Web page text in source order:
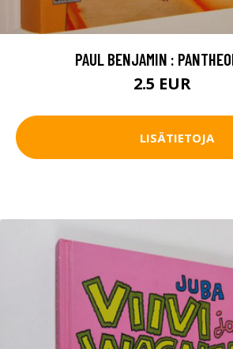
PAUL BENJAMIN :
2.5 EUR
LISÄTIETOJA